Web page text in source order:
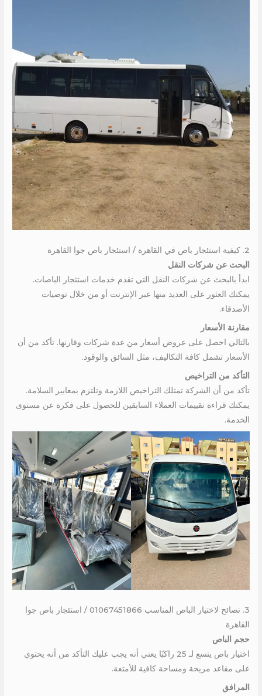
2. كيفية استئجار باص في القاهرة / استئجار باص جوا القاهرة
البحث عن شركات النقل
ابدأ بالبحث عن شركات النقل التي تقدم خدمات استئجار الباصات.
يمكنك العثور على العديد منها عبر الإنترنت أو من خلال توصيات
الأصدقاء.
مقارنة الأسعار
بالتالي احصل على عروض أسعار من عدة شركات وقارنها. تأكد من أن
الأسعار تشمل كافة التكاليف، مثل السائق والوقود.
التأكد من التراخيص
تأكد من أن الشركة تمتلك التراخيص اللازمة وتلتزم بمعايير السلامة.
يمكنك قراءة تقييمات العملاء السابقين للحصول على فكرة عن مستوى
الخدمة.
3. نصائح لاختيار الباص المناسب 01067451866 / استئجار باص جوا
القاهرة
حجم الباص
اختيار باص يتسع لـ 25 راكبًا يعني أنه يجب عليك التأكد من أنه يحتوي
على مقاعد مريحة ومساحة كافية للأمتعة.
المرافق